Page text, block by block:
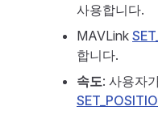
사용합니다.
MAVLink
합니다.
속도: 사용자